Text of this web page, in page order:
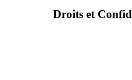
Droits et